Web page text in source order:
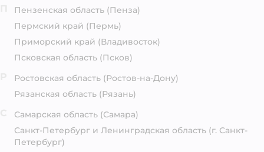
Пензенская область (Пенза)
Пермский край (Пермь)
Приморский край (Владивосток)
Псковская область (Псков)
Ростовская область (Ростов-на-Дону)
Рязанская область (Рязань)
Самарская область (Самара)
Санкт-Петербург и Ленинградская область (г. Санкт-
Петербург)